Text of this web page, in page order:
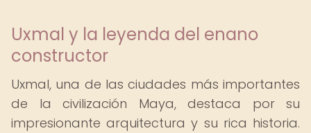
Uxmal y la leyenda del enano
constructor
Uxmal, una de las ciudades más importantes
de la civilización Maya, destaca por su
impresionante arquitectura y su rica historia.